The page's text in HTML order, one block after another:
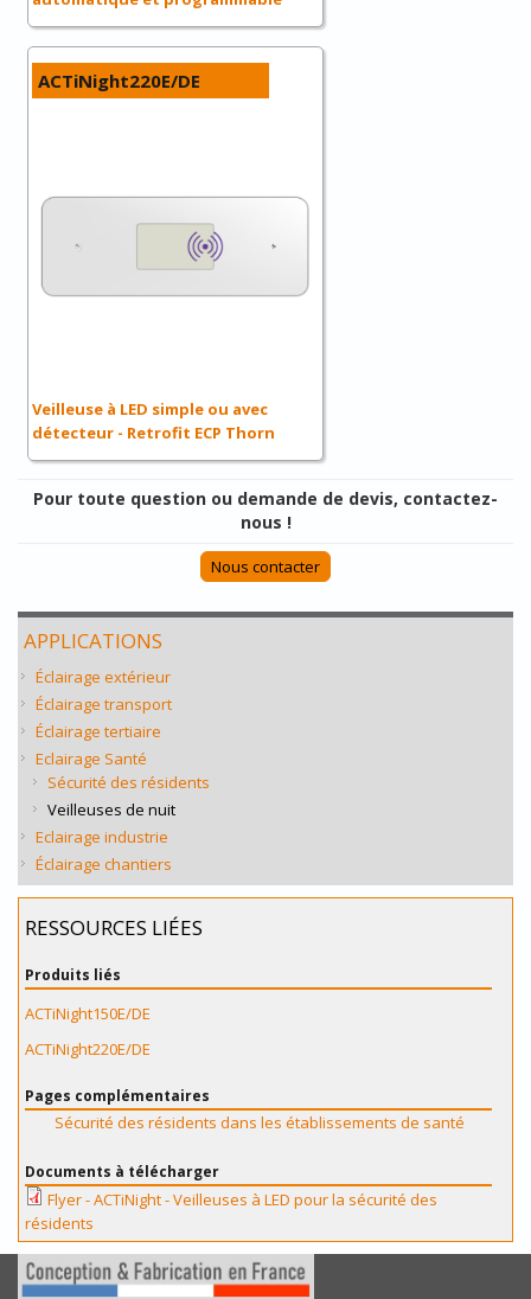
ACTiNight220E/DE
Veilleuse à LED simple ou avec
détecteur - Retrofit ECP Thorn
Pour toute question ou demande de devis, contactez-
nous !
Nous contacter
APPLICATIONS
Éclairage extérieur
Éclairage transport
Éclairage tertiaire
Eclairage Santé
Sécurité des résidents
Veilleuses de nuit
Eclairage industrie
Éclairage chantiers
RESSOURCES LIÉES
Produits liés
ACTiNight150E/DE
ACTiNight220E/DE
Pages complémentaires
Sécurité des résidents dans les établissements de santé
Documents à télécharger
Flyer - ACTiNight - Veilleuses à LED pour la sécurité des
résidents